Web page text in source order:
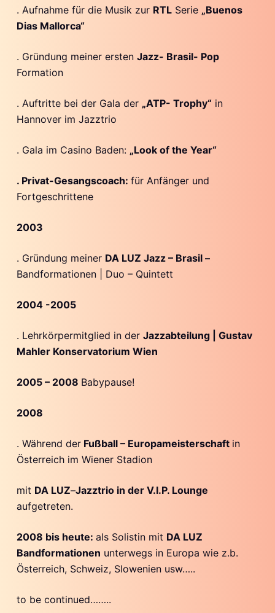
. Aufnahme für die Musik zur RTLSerie „Buenos
Dias Mallorca“
. Gründung meiner ersten Jazz- Brasil- Pop
Formation
. Auftritte bei der Gala der „ATP- Trophy“in
Hannover im Jazztrio
. Gala im Casino Baden: „Look of the Year“
. Privat-Gesangscoach: für Anfänger und
Fortgeschrittene
2003
. Gründung meiner DA LUZ Jazz – Brasil –
Bandformationen | Duo – Quintett
2004 -2005
. Lehrkörpermitglied in der Jazzabteilung | Gustav
Mahler Konservatorium Wien
2005 – 2008 Babypause!
2008
. Während derFußball – Europameisterschaft in
Österreich im Wiener Stadion
mit DA LUZ–Jazztrio in der V.I.P. Lounge
aufgetreten.
2008 bis heute: als Solistin mit DA LUZ
Bandformationen unterwegs in Europa wie z.b.
Österreich, Schweiz, Slowenien usw…..
to be continued……..